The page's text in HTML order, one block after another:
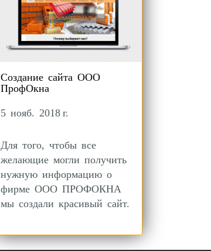
Создание сайта ООО
ПрофОкна
5 нояб. 2018 г.
Для того, чтобы все
желающие могли получить
нужную информацию о
фирме ООО ПРОФОКНА
мы создали красивый сайт.